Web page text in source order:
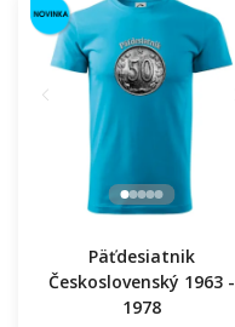
Päťdesiatnik
Československý 1963 -
1978